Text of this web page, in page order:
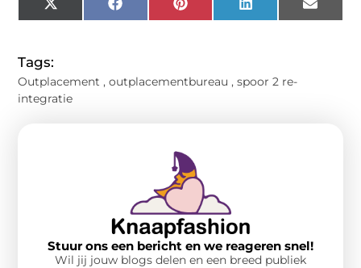
X
(Twitter)
FacebookPinterestLinkedInEmail
Tags:
Outplacement ,outplacementbureau ,spoor 2 re-
integratie
Stuur ons een bericht en we reageren snel!
Wil jij jouw blogs delen en een breed publiek